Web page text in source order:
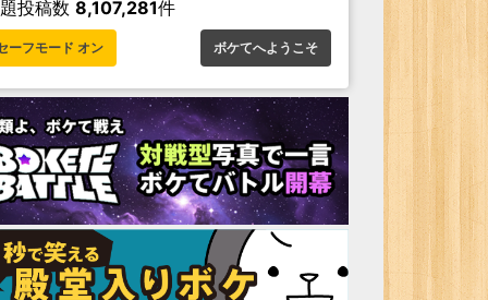
投稿数 8,107,281件
ーフモード オン ボケてへようこそ